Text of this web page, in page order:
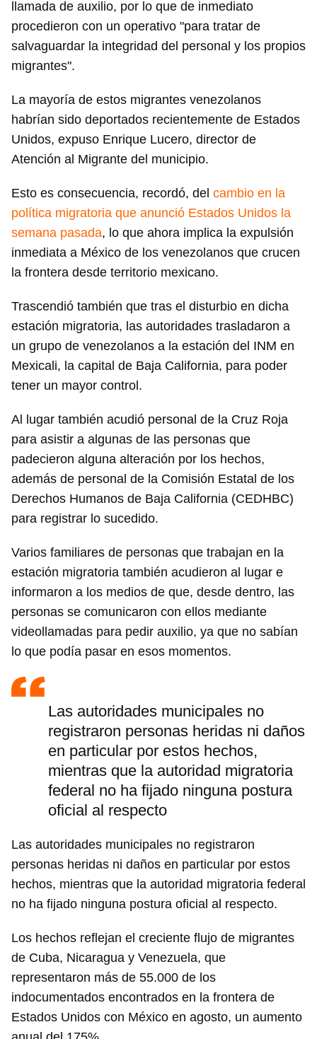
llamada de auxilio, por lo que de inmediato
procedieron con un operativo "para tratar de
salvaguardar la integridad del personal y los propios
migrantes".
La mayoría de estos migrantes venezolanos
habrían sido deportados recientemente de Estados
Unidos, expuso Enrique Lucero, director de
Atención al Migrante del municipio.
Esto es consecuencia, recordó, del cambio en la
política migratoria que anunció Estados Unidos la
semana pasada, lo que ahora implica la expulsión
inmediata a México de los venezolanos que crucen
la frontera desde territorio mexicano.
Trascendió también que tras el disturbio en dicha
estación migratoria, las autoridades trasladaron a
un grupo de venezolanos a la estación del INM en
Mexicali, la capital de Baja California, para poder
tener un mayor control.
Al lugar también acudió personal de la Cruz Roja
para asistir a algunas de las personas que
padecieron alguna alteración por los hechos,
además de personal de la Comisión Estatal de los
Derechos Humanos de Baja California (CEDHBC)
para registrar lo sucedido.
Varios familiares de personas que trabajan en la
estación migratoria también acudieron al lugar e
informaron a los medios de que, desde dentro, las
personas se comunicaron con ellos mediante
videollamadas para pedir auxilio, ya que no sabían
lo que podía pasar en esos momentos.
Las autoridades municipales no
registraron personas heridas ni daños
en particular por estos hechos,
mientras que la autoridad migratoria
federal no ha fijado ninguna postura
oficial al respecto
Las autoridades municipales no registraron
personas heridas ni daños en particular por estos
hechos, mientras que la autoridad migratoria federal
no ha fijado ninguna postura oficial al respecto.
Los hechos reflejan el creciente flujo de migrantes
de Cuba, Nicaragua y Venezuela, que
representaron más de 55.000 de los
indocumentados encontrados en la frontera de
Estados Unidos con México en agosto, un aumento